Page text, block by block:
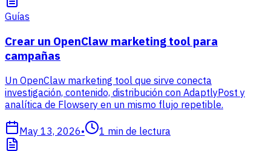
Guías
Crear un OpenClaw marketing tool para
campañas
Un OpenClaw marketing tool que sirve conecta
investigación, contenido, distribución con AdaptlyPost y
analítica de Flowsery en un mismo flujo repetible.
May 13, 2026• 1 min de lectura